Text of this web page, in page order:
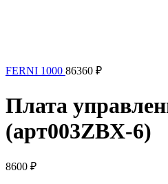
FERNI 1000 86360 ₽
Плата
(арт003ZBX-6)
8600 ₽